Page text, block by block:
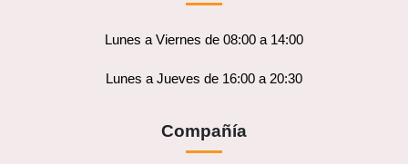
Lunes a Viernes de 08:00 a 14:00
Lunes a Jueves de 16:00 a 20:30
Compañía